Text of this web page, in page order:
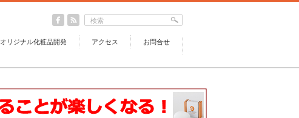
オリジナル化粧品開発 アクセス お問合せ